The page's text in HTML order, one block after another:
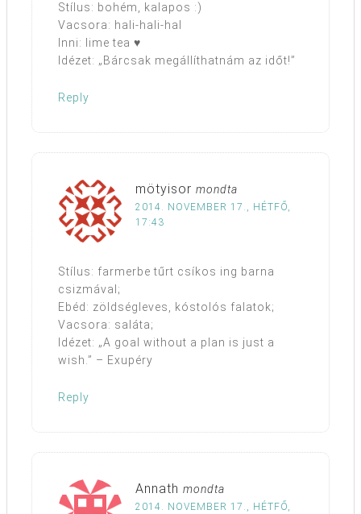
Stílus: bohém, kalapos :)
Vacsora: hali-hali-hal
Inni: lime tea ♥
Idézet: „Bárcsak megállíthatnám az időt!”
Reply
mötyisor mondta
2014. NOVEMBER 17., HÉTFŐ,
17:43
Stílus: farmerbe tűrt csíkos ing barna
csizmával;
Ebéd: zöldségleves, kóstolós falatok;
Vacsora: saláta;
Idézet: „A goal without a plan is just a
wish.” – Exupéry
Reply
Annath mondta
2014. NOVEMBER 17., HÉTFŐ,